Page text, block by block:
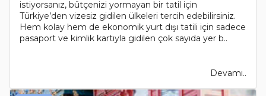
istiyorsanız, bütçenizi yormayan bir tatil için
Türkiye’den vizesiz gidilen ülkeleri tercih edebilirsiniz.
Hem kolay hem de ekonomik yurt dışı tatili için sadece
pasaport ve kimlik kartıyla gidilen çok sayıda yer b..
Devamı..